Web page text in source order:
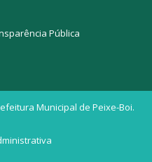
Pública
Municipal de Peixe-Boi.